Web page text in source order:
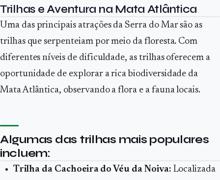
Trilhas e Aventura na Mata Atlântica
Uma das principais atrações da Serra do Mar são as
trilhas que serpenteiam por meio da floresta. Com
diferentes níveis de dificuldade, as trilhas oferecem a
oportunidade de explorar a rica biodiversidade da
Mata Atlântica, observando a flora e a fauna locais.
Algumas das trilhas mais populares
incluem:
Trilha da Cachoeira do Véu da Noiva: Localizada